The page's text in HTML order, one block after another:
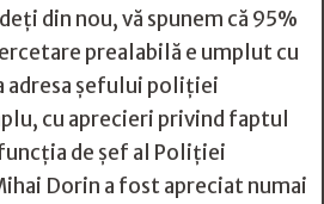
din nou, vă spunem că 95%
prealabilă e umplut cu
adresa șefului poliției
cu aprecieri privind faptul
de şef al Poliţiei
Dorin a fost apreciat numai